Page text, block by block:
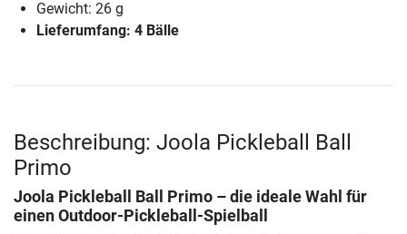
Gewicht: 26 g
Lieferumfang: 4 Bälle
Beschreibung: Joola Pickleball Ball
Primo
Joola Pickleball Ball Primo – die ideale Wahl für
einen Outdoor-Pickleball-Spielball